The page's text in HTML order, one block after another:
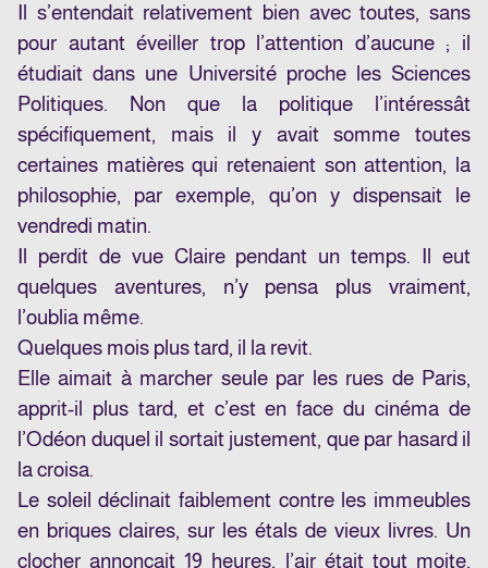
Il s’entendait relativement bien avec toutes, sans
pour autant éveiller trop l’attention d’aucune ; il
étudiait dans une Université proche les Sciences
Politiques. Non que la politique l’intéressât
spécifiquement, mais il y avait somme toutes
certaines matières qui retenaient son attention, la
philosophie, par exemple, qu’on y dispensait le
vendredi matin.
Il perdit de vue Claire pendant un temps. Il eut
quelques aventures, n’y pensa plus vraiment,
l’oublia même.
Quelques mois plus tard, il la revit.
Elle aimait à marcher seule par les rues de Paris,
apprit-il plus tard, et c’est en face du cinéma de
l’Odéon duquel il sortait justement, que par hasard il
la croisa.
Le soleil déclinait faiblement contre les immeubles
en briques claires, sur les étals de vieux livres. Un
clocher annonçait 19 heures, l’air était tout moite,